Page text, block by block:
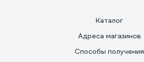
Каталог
Адреса магазинов
Способы получения